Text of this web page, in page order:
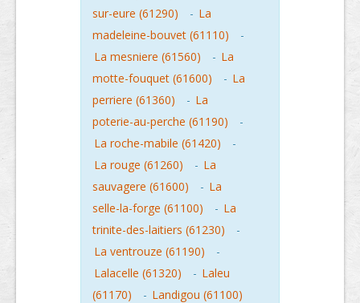
sur-eure (61290)
- La
madeleine-bouvet (61110)
-
La mesniere (61560)
- La
motte-fouquet (61600)
- La
perriere (61360)
- La
poterie-au-perche (61190)
-
La roche-mabile (61420)
-
La rouge (61260)
- La
sauvagere (61600)
- La
selle-la-forge (61100)
- La
trinite-des-laitiers (61230)
-
La ventrouze (61190)
-
Lalacelle (61320)
- Laleu
(61170)
- Landigou (61100)